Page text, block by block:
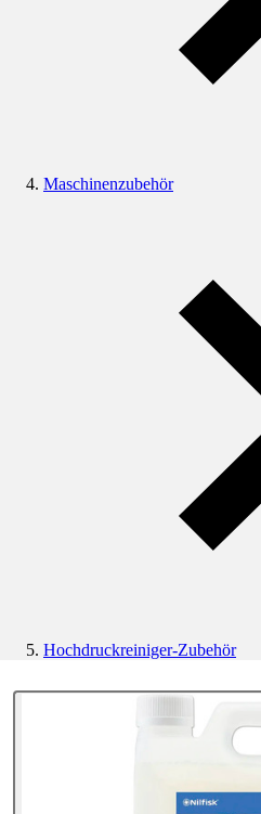
Maschinenzubehör
Hochdruckreiniger-Zubehör